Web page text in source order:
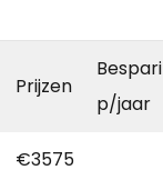
Prijzen
p/jaar
€3575